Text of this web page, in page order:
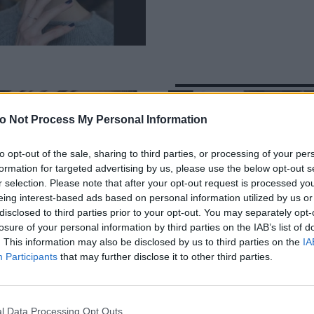
Not Process My Personal Information
opt-out of the sale, sharing to third parties, or processing of your
for targeted advertising by us, please use the below opt-out
selection. Please note that after your opt-out request is processed
interest-based ads based on personal information utilized by us
to third parties prior to your opt-out. You may separately
of your personal information by third parties on the IAB’s list of
This information may also be disclosed by us to third parties on the
Participants that may further disclose it to other third parties.
Data Processing Opt Outs
Beauty: Το
στο show Armani
Bérénice Marlohe: πως